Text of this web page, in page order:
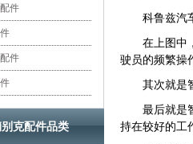
件
件
克配件品类
科鲁兹汽
在上图中
驶员的频繁操
其次就是
最后就是
持在较好的工